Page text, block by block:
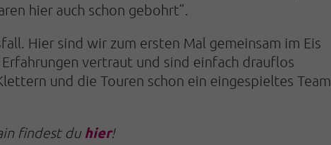
hier auch schon gebohrt”.
Hier sind wir zum ersten Mal gemeinsam im Eis
vertraut und sind einfach drauflos
und die Touren schon ein eingespieltes Team,
findest du hier!